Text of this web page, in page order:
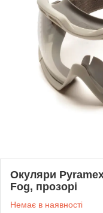
Окуляри
Fog, прозорі
Немає в наявності